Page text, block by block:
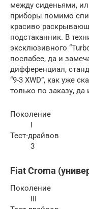
между сиденьями,
приборы помимо
красиво
подстаканник. В
эксклюзивного
послабее, да и
дифференциал,
“9-3 XWD”, как уже
только по заказу,
Поколение
I
Тест-драйвов
3
Fiat Croma
Поколение
III